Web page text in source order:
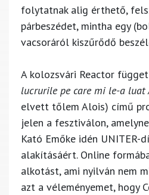
folytatnak alig érthető,
párbeszédet, mintha egy
vacsoráról kiszűrődő
A kolozsvári Reactor
lucrurile pe care mi le-a luat
elvett tőlem Alois) című
jelen a fesztiválon,
Kató Emőke idén UNITER-
alakításáért. Online
alkotást, ami nyilván nem
azt a véleményemet, hogy